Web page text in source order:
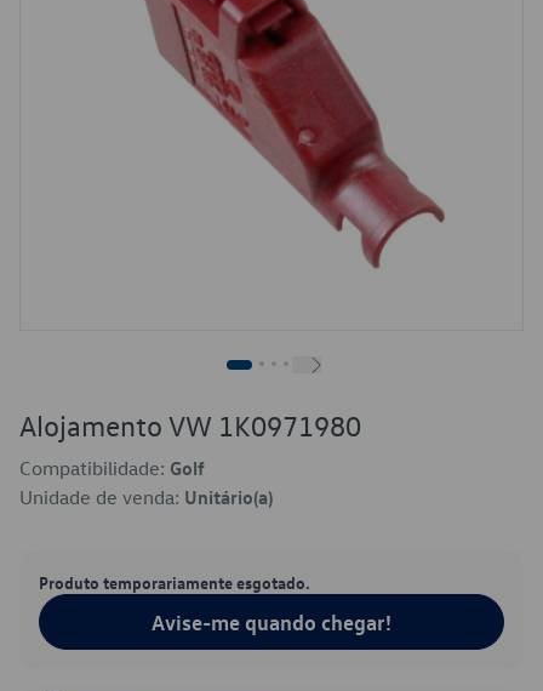
Alojamento VW 1K0971980
Compatibilidade: Golf
Unidade de venda: Unitário(a)
Produto temporariamente esgotado.
Avise-me quando chegar!